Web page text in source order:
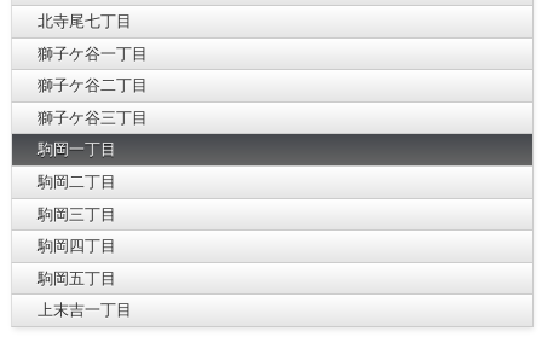
北寺尾七丁目
獅子ケ谷一丁目
獅子ケ谷二丁目
獅子ケ谷三丁目
駒岡一丁目
駒岡二丁目
駒岡三丁目
駒岡四丁目
駒岡五丁目
上末吉一丁目